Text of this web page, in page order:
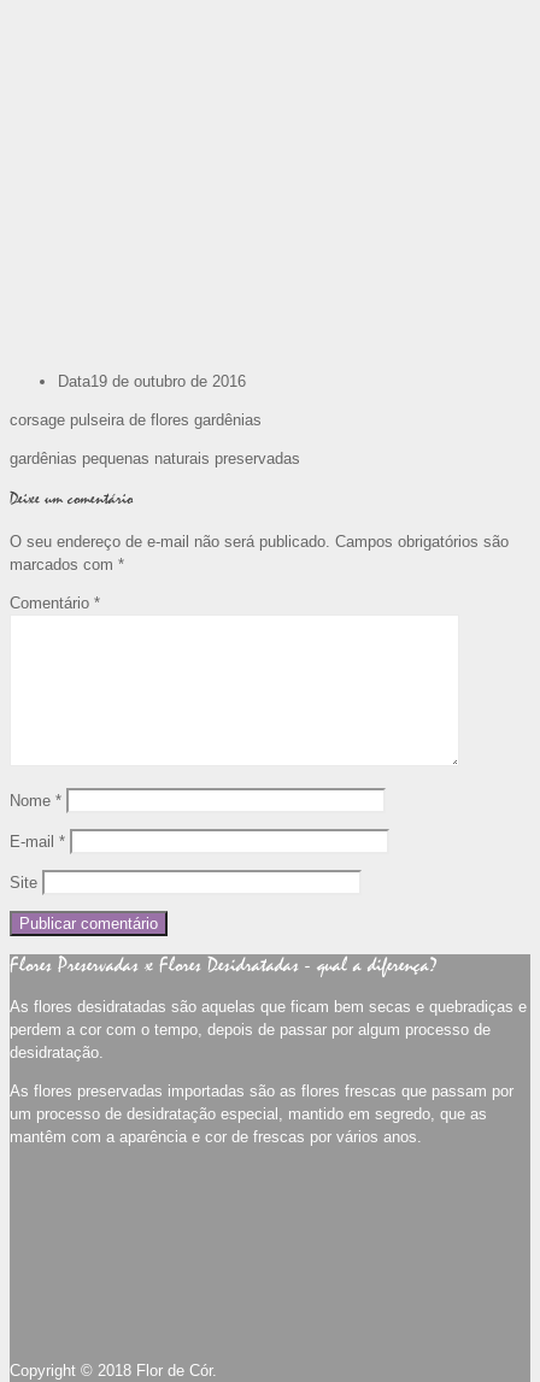
Data19 de outubro de 2016
corsage pulseira de flores gardênias
gardênias pequenas naturais preservadas
Deixe um comentário
O seu endereço de e-mail não será publicado. Campos obrigatórios são
marcados com *
Comentário *
Nome *
E-mail *
Site
Flores Preservadas x Flores Desidratadas - qual a diferença?
As flores desidratadas são aquelas que ficam bem secas e quebradiças e
perdem a cor com o tempo, depois de passar por algum processo de
desidratação.
As flores preservadas importadas são as flores frescas que passam por
um processo de desidratação especial, mantido em segredo, que as
mantêm com a aparência e cor de frescas por vários anos.
Copyright © 2018 Flor de Cór.